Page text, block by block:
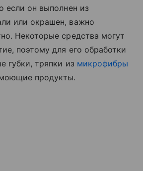
если он выполнен из
или окрашен, важно
Некоторые средства могут
поэтому для его обработки
губки, тряпки из микрофибры
продукты.